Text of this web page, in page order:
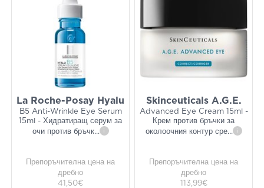
La Roche-Posay Hyalu
B5 Anti-Wrinkle Eye Serum
15ml - Хидратиращ серум за
очи против бръчк... i
Препоръчителна цена на
дребно
41,50€
Skinceuticals A.G.E.
Advanced Eye Cream 15ml -
Крем против бръчки за
околоочния контур сре... i
Препоръчителна цена на
дребно
113,99€